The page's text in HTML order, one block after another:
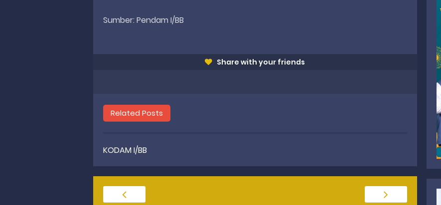
Sumber: Pendam I/BB
Share with your friends
Related Posts
KODAM I/BB